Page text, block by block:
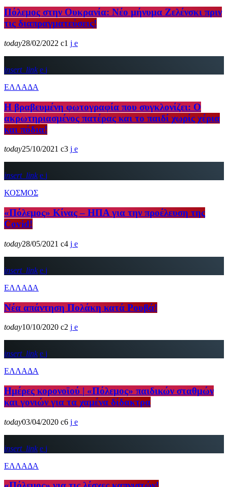
Πόλεμος στην Ουκρανία: Νέο μήνυμα Ζελένσκι πριν
τις διαπραγματεύσεις!
today28/02/2022 1
insert_link
ΕΛΛΑΔΑ
Η βραβευμένη φωτογραφία που συγκλονίζει: Ο
ακρωτηριασμένος πατέρας και το παιδί χωρίς χέρια
και πόδια!
today25/10/2021 3
insert_link
ΚΟΣΜΟΣ
«Πόλεμος» Κίνας – ΗΠΑ για την προέλευση της
Covid!
today28/05/2021 4
insert_link
ΕΛΛΑΔΑ
Νέα απάντηση Πολάκη κατά Ρουβά!
today10/10/2020 2
insert_link
ΕΛΛΑΔΑ
Ημέρες κορονοϊού | «Πόλεμος» παιδικών σταθμών
και γονιών για τα χαμένα δίδακτρα
today03/04/2020 6
insert_link
ΕΛΛΑΔΑ